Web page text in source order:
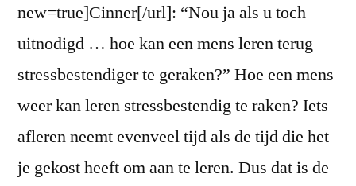
new=true]Cinner[/url]: “Nou ja als u toch
uitnodigd … hoe kan een mens leren terug
stressbestendiger te geraken?” Hoe een mens
weer kan leren stressbestendig te raken? Iets
afleren neemt evenveel tijd als de tijd die het
je gekost heeft om aan te leren. Dus dat is de